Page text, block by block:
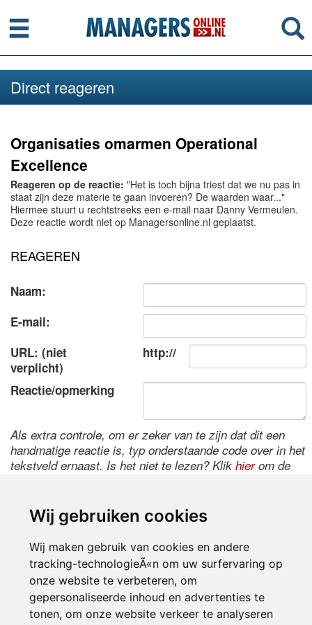
Wij gebruiken cookies
Wij maken gebruik van cookies en andere
tracking-technologieÃ«n om uw surfervaring op
onze website te verbeteren, om
gepersonaliseerde inhoud en advertenties te
tonen, om onze website verkeer te analyseren
Menu
Direct reageren
Organisaties omarmen Operational
Excellence
Reageren op de reactie: "Het is toch bijna triest dat we nu pas in
staat zijn deze materie te gaan invoeren? De waarden waar..."
Hiermee stuurt u rechtstreeks een e-mail naar Danny Vermeulen.
Deze reactie wordt niet op Managersonline.nl geplaatst.
REAGEREN
Naam:
E-mail:
URL: (niet
verplicht)
http://
Reactie/opmerking
Als extra controle, om er zeker van te zijn dat dit een
handmatige reactie is, typ onderstaande code over in het
tekstveld ernaast. Is het niet te lezen? Klik hierom de